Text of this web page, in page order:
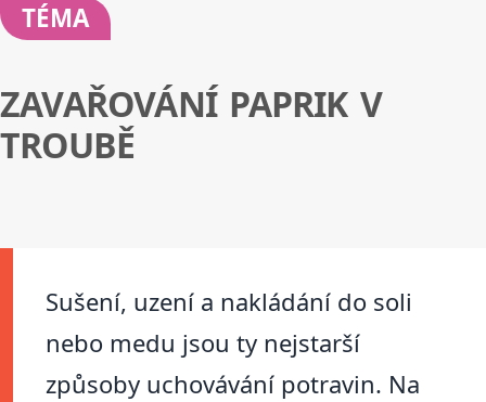
TÉMA
ZAVAŘOVÁNÍ PAPRIK V
TROUBĚ
Sušení, uzení a nakládání do soli
nebo medu jsou ty nejstarší
způsoby uchovávání potravin. Na